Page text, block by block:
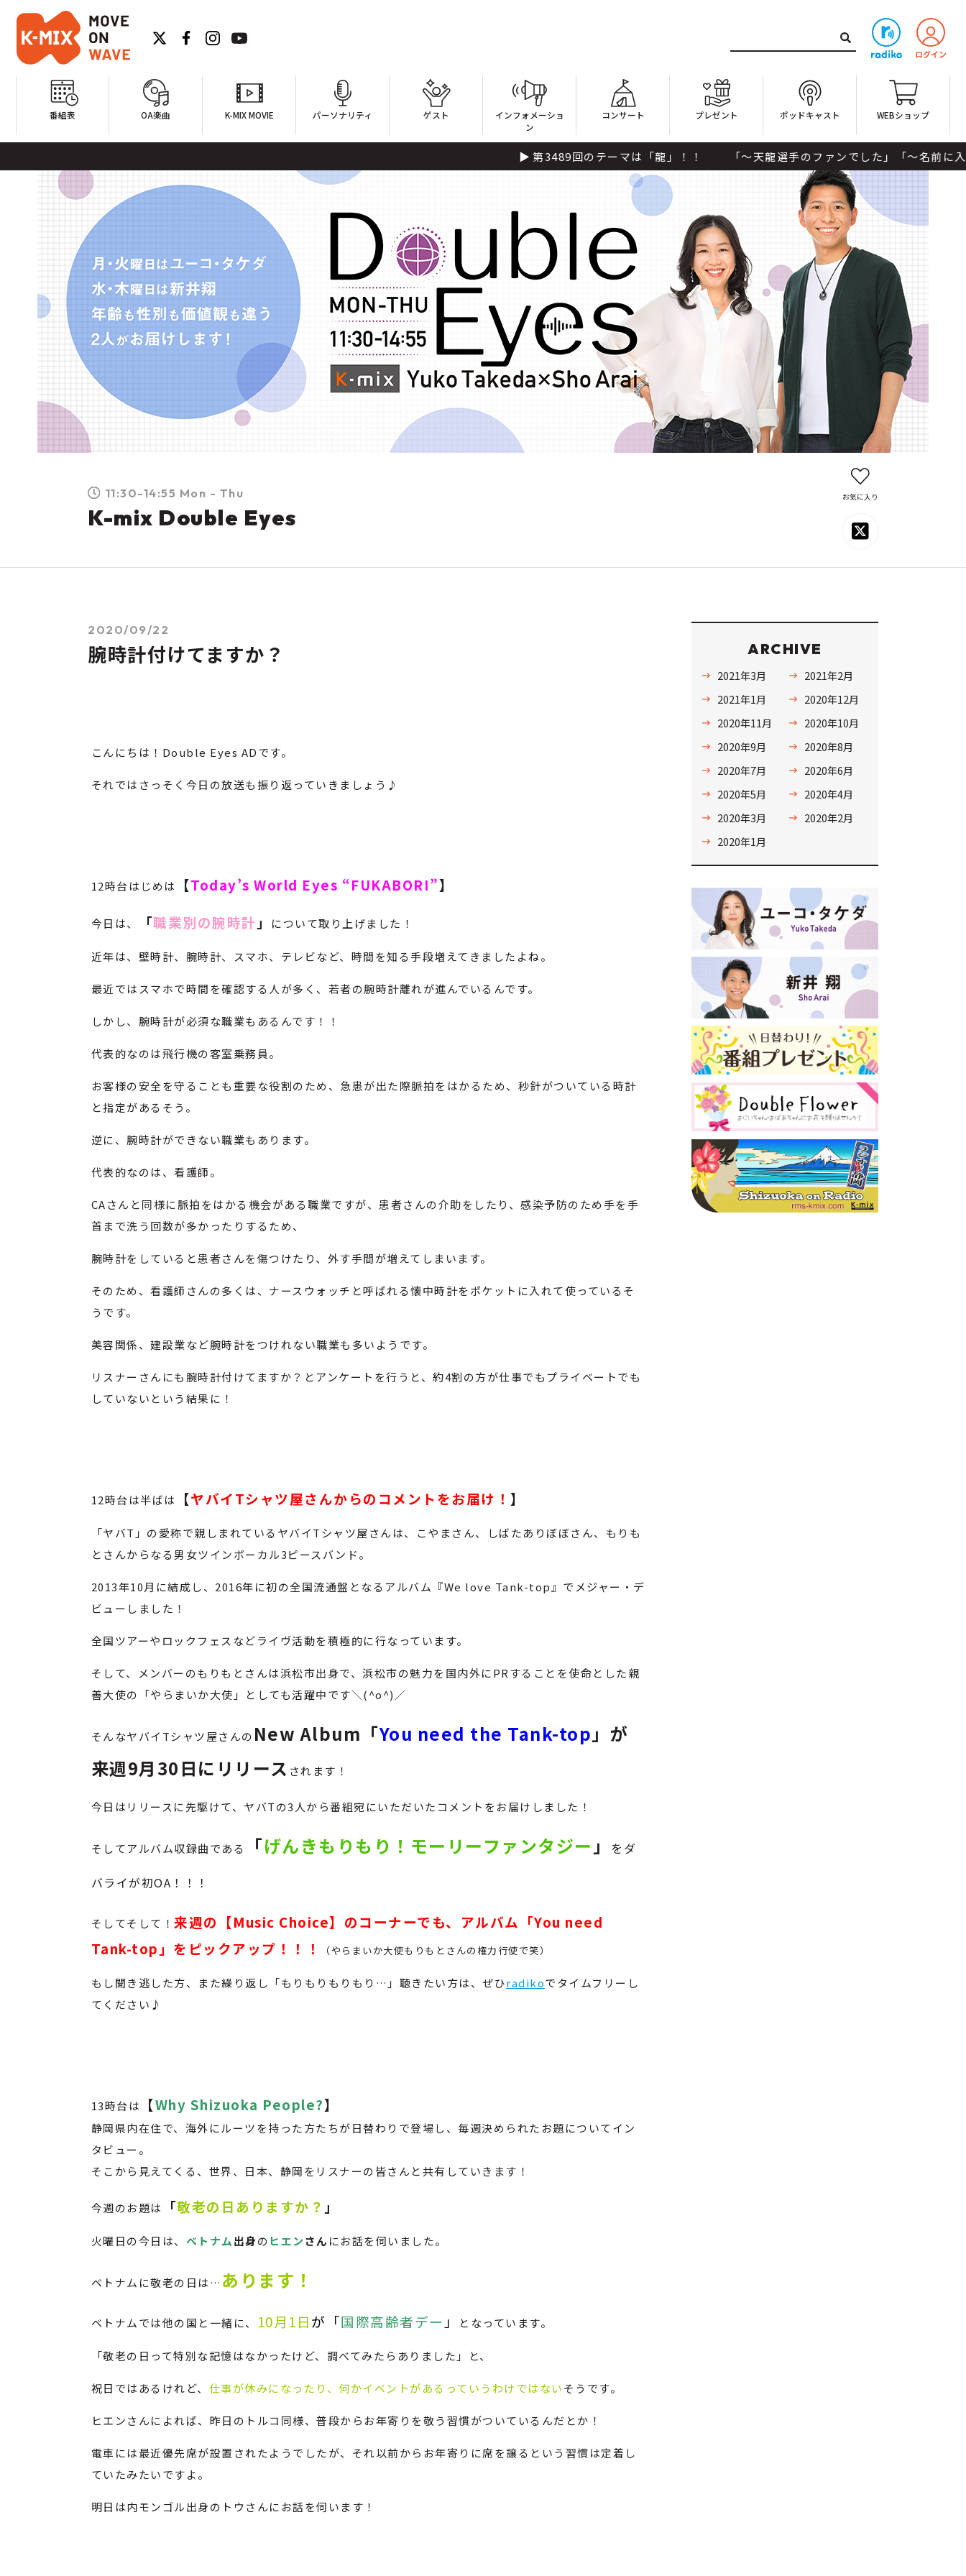
番組表 OA楽曲 K-MIX MOVIE パーソナリティ ゲスト
インフォメーショ
ン
コンサート プレゼント ポッドキャスト WEBショップ
第3489回のテーマは「龍」！！ 「～天龍選手のファンでした」「～名前に入ってます」な
11:30-14:55 Mon - Thu
K-mix Double Eyes
お気に入り
2020/09/22
腕時計付けてますか？
こんにちは！Double Eyes ADです。
それではさっそく今日の放送も振り返っていきましょう♪
12時台はじめは 【Today’s World Eyes “FUKABORI”】
今日は、 「職業別の腕時計 」 について取り上げました！
近年は、壁時計、腕時計、スマホ、テレビなど、時間を知る手段増えてきましたよね。
最近ではスマホで時間を確認する人が多く、若者の腕時計離れが進んでいるんです。
しかし、腕時計が必須な職業もあるんです！！
代表的なのは飛行機の客室乗務員。
お客様の安全を守ることも重要な役割のため、急患が出た際脈拍をはかるため、秒針がついている時計
と指定があるそう。
逆に、腕時計ができない職業もあります。
代表的なのは、看護師。
CAさんと同様に脈拍をはかる機会がある職業ですが、患者さんの介助をしたり、感染予防のため手を手
首まで洗う回数が多かったりするため、
腕時計をしていると患者さんを傷つけたり、外す手間が増えてしまいます。
そのため、看護師さんの多くは、ナースウォッチと呼ばれる懐中時計をポケットに入れて使っているそ
うです。
美容関係、建設業など腕時計をつけれない職業も多いようです。
リスナーさんにも腕時計付けてますか？とアンケートを行うと、約4割の方が仕事でもプライベートでも
していないという結果に！
12時台は半ばは 【ヤバイTシャツ屋さんからのコメントをお届け！ 】
「ヤバT」の愛称で親しまれているヤバイTシャツ屋さんは、こやまさん、しばたありぼぼさん、もりも
とさんからなる男女ツインボーカル3ピースバンド。
2013年10月に結成し、2016年に初の全国流通盤となるアルバム『We love Tank-top』でメジャー・デ
ビューしました！
全国ツアーやロックフェスなどライヴ活動を積極的に行なっています。
そして、メンバーのもりもとさんは浜松市出身で、浜松市の魅力を国内外にPRすることを使命とした親
善大使の「やらまいか大使」としても活躍中です＼(^o^)／
そんなヤバイTシャツ屋さんの New Album「You need the Tank-top 」が
来週9月30日にリリース されます！
今日はリリースに先駆けて、ヤバTの3人から番組宛にいただいたコメントをお届けしました！
そしてアルバム収録曲である 「げんきもりもり！モーリーファンタジー 」
をダ
バライが初OA！！！
そしてそして！ 来週の【Music Choice】のコーナーでも、アルバム「You need
Tank-top」をピックアップ！！！
（やらまいか大使もりもとさんの権力行使で笑）
もし聞き逃した方、また繰り返し「もりもりもりもり…」聴きたい方は、ぜひradikoでタイムフリーし
てください♪
13時台は 【Why Shizuoka People?】
静岡県内在住で、海外にルーツを持った方たちが日替わりで登場し、毎週決められたお題についてイン
タビュー。
そこから見えてくる、世界、日本、静岡をリスナーの皆さんと共有していきます！
今週のお題は 「敬老の日ありますか？ 」
火曜日の今日は、 ベトナム出身の ヒエンさん にお話を伺いました。
ベトナムに敬老の日は… あります！
ベトナムでは他の国と一緒に、 10月1日が「国際高齢者デー 」 となっています。
「敬老の日って特別な記憶はなかったけど、調べてみたらありました」と、
祝日ではあるけれど、 仕事が休みになったり、何かイベントがあるっていうわけではないそうです。
ヒエンさんによれば、昨日のトルコ同様、普段からお年寄りを敬う習慣がついているんだとか！
電車には最近優先席が設置されたようでしたが、それ以前からお年寄りに席を譲るという習慣は定着し
ていたみたいですよ。
明日は内モンゴル出身のトウさんにお話を伺います！
ARCHIVE
2021年3月
2021年2月
2021年1月
2020年12月
2020年11月
2020年10月
2020年9月
2020年8月
2020年7月
2020年6月
2020年5月
2020年4月
2020年3月
2020年2月
2020年1月